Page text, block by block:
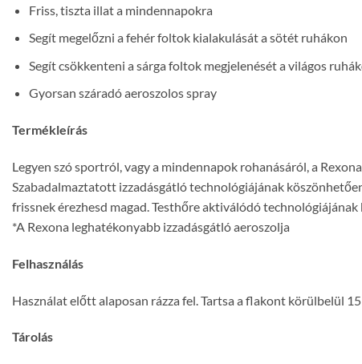
Friss, tiszta illat a mindennapokra
Segít megelőzni a fehér foltok kialakulását a sötét ruhákon
Segít csökkenteni a sárga foltok megjelenését a világos
Gyorsan száradó aeroszolos spray
Termékleírás
Legyen szó sportról, vagy a mindennapok rohanásáról, a
Szabadalmaztatott izzadásgátló technológiájának
frissnek érezhesd magad. Testhőre aktiválódó
*A Rexona leghatékonyabb izzadásgátló aeroszolja
Felhasználás
Használat előtt alaposan rázza fel. Tartsa a flakont körülbelül
Tárolás